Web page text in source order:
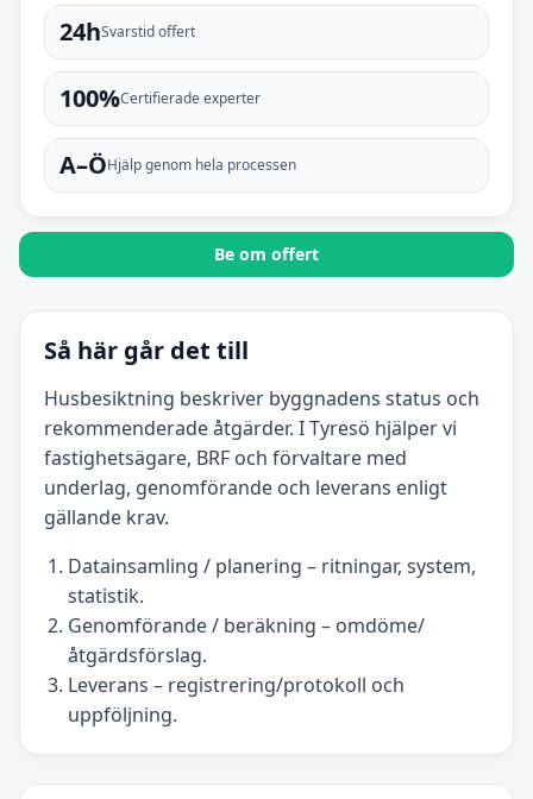
24hSvarstid offert
100%Certifierade experter
A–ÖHjälp genom hela processen
Be om offert
Så här går det till
Husbesiktning beskriver byggnadens status och
rekommenderade åtgärder. I Tyresö hjälper vi
fastighetsägare, BRF och förvaltare med
underlag, genomförande och leverans enligt
gällande krav.
Datainsamling / planering – ritningar, system,
statistik.
Genomförande / beräkning – omdöme/
åtgärdsförslag.
Leverans – registrering/protokoll och
uppföljning.